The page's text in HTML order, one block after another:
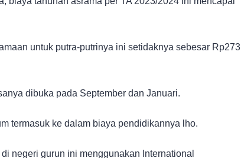
untuk putra-putrinya ini setidaknya sebesar Rp273
dibuka pada September dan Januari.
termasuk ke dalam biaya pendidikannya lho.
negeri gurun ini menggunakan International